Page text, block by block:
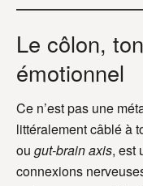
Le côlon,
émotionnel
Ce n’est pas une
littéralement câblé à
ou gut-brain axis, est
connexions